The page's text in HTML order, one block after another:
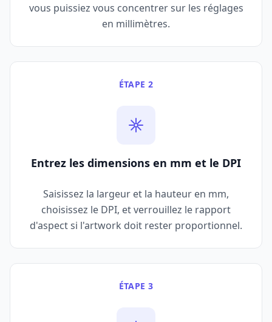
vous puissiez vous concentrer sur les réglages
en millimètres.
ÉTAPE 2
Entrez les dimensions en mm et le DPI
Saisissez la largeur et la hauteur en mm,
choisissez le DPI, et verrouillez le rapport
d'aspect si l'artwork doit rester proportionnel.
ÉTAPE 3